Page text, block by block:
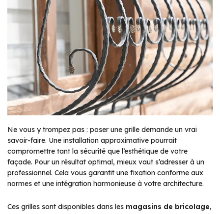
Ne vous y trompez pas : poser une grille demande un vrai
savoir-faire. Une installation approximative pourrait
compromettre tant la sécurité que l’esthétique de votre
façade. Pour un résultat optimal, mieux vaut s’adresser à un
professionnel. Cela vous garantit une fixation conforme aux
normes et une intégration harmonieuse à votre architecture.
Ces grilles sont disponibles dans les magasins de bricolage,